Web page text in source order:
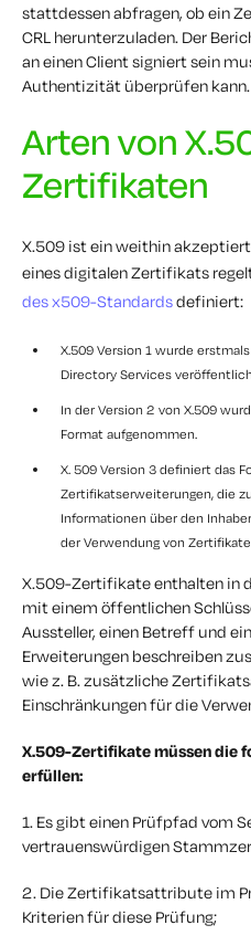
stattdessen abfragen, ob ein
CRL herunterzuladen. Der
an einen Client signiert sein
Authentizität überprüfen kann.
Arten von
Zertifikaten
X.509 ist ein weithin
eines digitalen Zertifikats
des x509-Standardsdefiniert:
X.509 Version 1 wurde
Directory Services
In der Version 2 von X.509
Format aufgenommen.
X. 509 Version 3 definiert das
Zertifikatserweiterungen, die
Informationen über den
der Verwendung von
X.509-Zertifikate enthalten in
mit einem öffentlichen
Aussteller, einen Betreff und
Erweiterungen beschreiben
wie z. B. zusätzliche
Einschränkungen für die
X.509-Zertifikate müssen die
erfüllen:
1. Es gibt einen Prüfpfad vom
vertrauenswürdigen
2. Die Zertifikatsattribute im
Kriterien für diese Prüfung;